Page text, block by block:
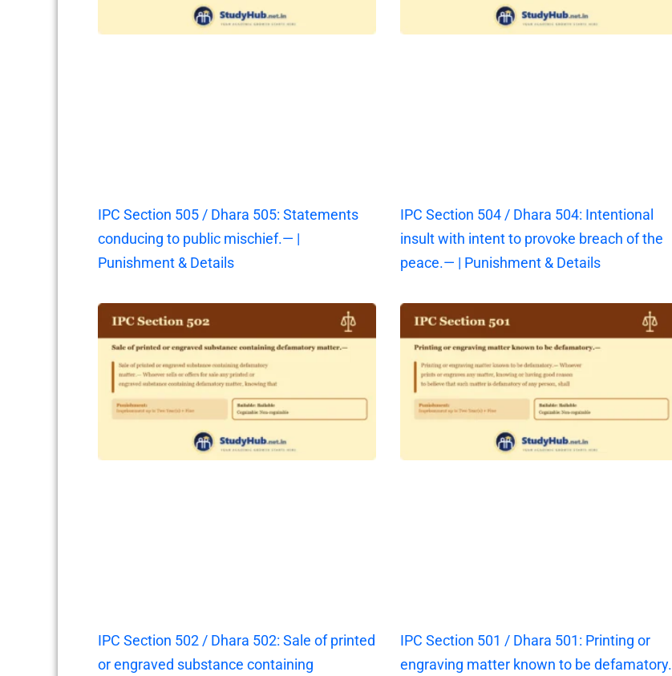
IPC Section 505 / Dhara 505: Statements
conducing to public mischief.— |
Punishment & Details
IPC Section 504 / Dhara 504: Intentional
insult with intent to provoke breach of the
peace.— | Punishment & Details
IPC Section 502 / Dhara 502: Sale of printed
or engraved substance containing
IPC Section 501 / Dhara 501: Printing or
engraving matter known to be defamatory.